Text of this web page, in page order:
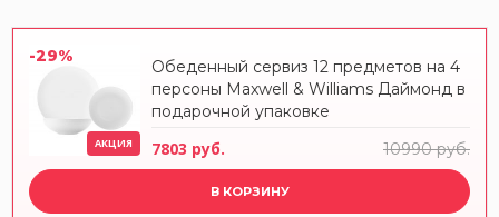
-29%
АКЦИЯ
Обеденный сервиз 12 предметов на 4
персоны Maxwell & Williams Даймонд в
подарочной упаковке
7803 руб. 10990 руб.
В КОРЗИНУ